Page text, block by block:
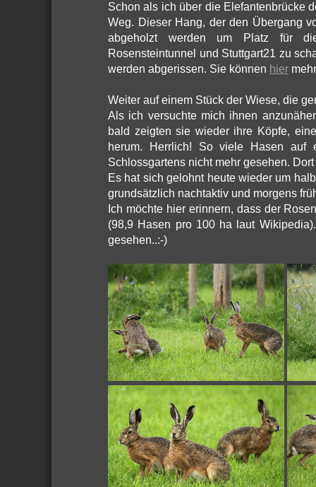
Schon als ich über die Elefantenbrücke
Weg. Dieser Hang, der den Übergang
abgeholzt werden um Platz für
Rosensteintunnel und Stuttgart21 zu
werden abgerissen. Sie können hier
Weiter auf einem Stück der Wiese, die
Als ich versuchte mich ihnen
bald zeigten sie wieder ihre Köpfe,
herum. Herrlich! So viele Hasen auf
Schlossgartens nicht mehr gesehen.
Es hat sich gelohnt heute wieder um
grundsätzlich nachtaktiv und morgens
Ich möchte hier erinnern, dass der
(98,9 Hasen pro 100 ha laut
gesehen..:-)